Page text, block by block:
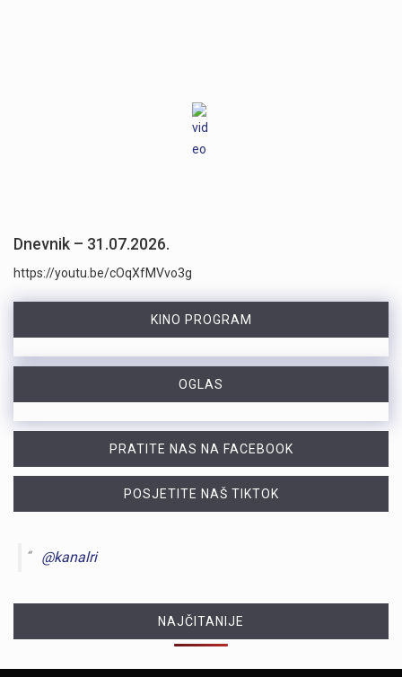
Dnevnik – 31.07.2026.
https://youtu.be/cOqXfMVvo3g
KINO PROGRAM
OGLAS
PRATITE NAS NA FACEBOOK
POSJETITE NAŠ TIKTOK
@kanalri
NAJČITANIJE